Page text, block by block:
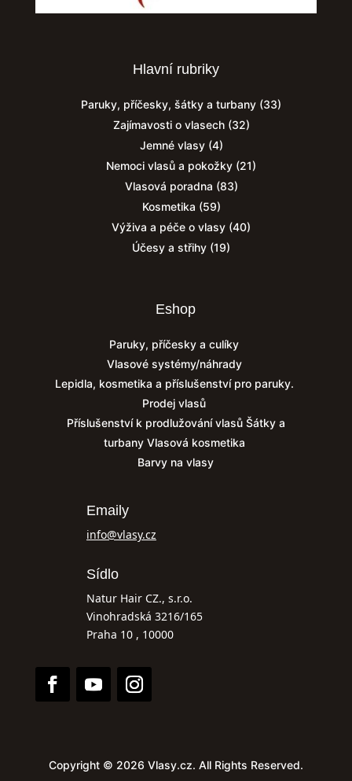
Hlavní rubriky
Paruky, příčesky, šátky a turbany (33)
Zajímavosti o vlasech(32)
Jemné vlasy(4)
Nemoci vlasů a pokožky (21)
Vlasová poradna (83)
Kosmetika (59)
Výživa a péče o vlasy (40)
Účesy a střihy (19)
Eshop
Paruky, příčesky a culíky
Vlasové systémy/náhrady
Lepidla, kosmetika a příslušenství pro paruky.
Prodej vlasů
Příslušenství k prodlužování vlasů Šátky a
turbany Vlasová kosmetika
Barvy na vlasy
Emaily
info@vlasy.cz
Sídlo
Natur Hair CZ., s.r.o.
Vinohradská 3216/165
Praha 10 , 10000
Copyright © 2026 Vlasy.cz. All Rights Reserved.